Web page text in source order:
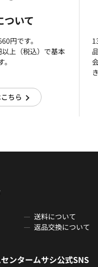
ついて
円です。
上（税込）で基本
ちら
送料について
返品交換について
ンタームサシ公式SNS